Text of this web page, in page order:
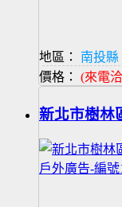
地區：
南投縣
價格： (來電
新北市樹林